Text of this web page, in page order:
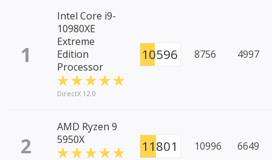
1
Intel Core i9-
10980XE
Extreme
Edition
Processor
DirectX 12.0
10596 8756 4997
2
AMD Ryzen 9
5950X
11801 10996 6649